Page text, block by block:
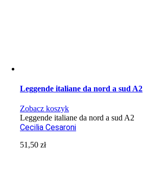
Leggende italiane da nord a sud A2
Zobacz koszyk
Leggende italiane da nord a sud A2
Cecilia Cesaroni
51,50zł